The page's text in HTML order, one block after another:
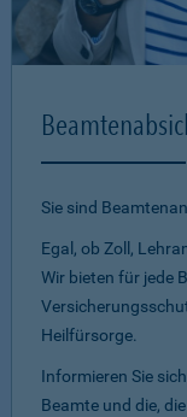
Sie sind
Egal, ob Zoll,
Wir bieten für jede
Heilfürsorge.
Informieren Sie
Beamte und die,